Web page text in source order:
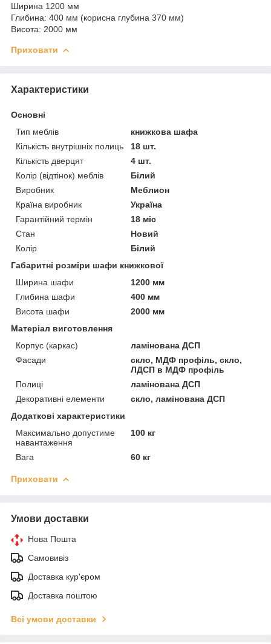
Ширина 1200 мм
Глибина: 400 мм (корисна глубина 370 мм)
Висота: 2000 мм
Приховати
Характеристики
Основні
Тип меблів
книжкова шафа
Кількість внутрішніх полиць
18 шт.
Кількість дверцят
4 шт.
Колір (відтінок) меблів
Білий
Виробник
Меблион
Країна виробник
Україна
Гарантійний термін
18 міс
Стан
Новий
Колір
Білий
Габаритні розміри шафи книжкової
Ширина шафи
1200 мм
Глибина шафи
400 мм
Висота шафи
2000 мм
Матеріал виготовлення
Корпус (каркас)
ламінована ДСП
Фасади
скло, МДФ профіль, скло,
ЛДСП в МДФ профіль
Полиці
ламінована ДСП
Декоративні елементи
скло, ламінована ДСП
Додаткові характеристики
Максимально допустиме
навантаження
100 кг
Вага 60 кг
Приховати
Умови доставки
Нова Пошта
Самовивіз
Доставка кур'єром
Доставка поштою
Всі умови доставки